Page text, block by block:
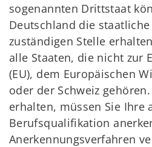
sogenannten Drittstaat
Deutschland die
zuständigen Stelle
alle Staaten, die nicht zur
(EU), dem Europäischen
oder der Schweiz
erhalten, müssen Sie Ihre
Berufsqualifikation
Anerkennungsverfahren